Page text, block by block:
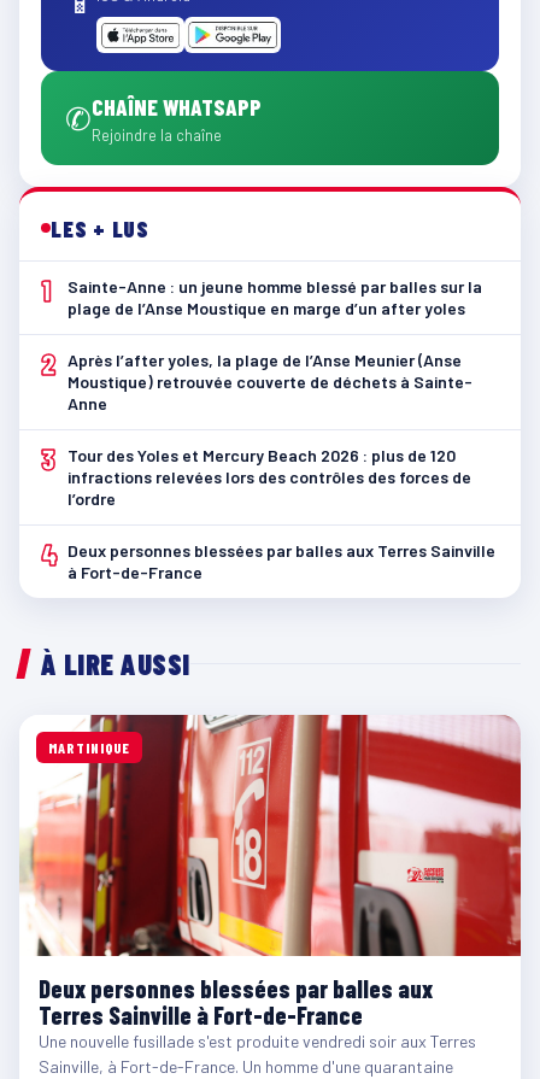
✆CHAÎNE WHATSAPP
Rejoindre la chaîne
LES + LUS
1
Sainte-Anne : un jeune homme blessé par balles sur la
plage de l’Anse Moustique en marge d’un after yoles
2 Après l’after yoles, la plage de l’Anse Meunier (Anse
Moustique) retrouvée couverte de déchets à Sainte-
Anne
3
Tour des Yoles et Mercury Beach 2026 : plus de 120
infractions relevées lors des contrôles des forces de
l’ordre
4 Deux personnes blessées par balles aux Terres Sainville
à Fort-de-France
À LIRE AUSSI
MARTINIQUE
Deux personnes blessées par balles aux
Terres Sainville à Fort-de-France
Une nouvelle fusillade s'est produite vendredi soir aux Terres
Sainville, à Fort-de-France. Un homme d'une quarantaine